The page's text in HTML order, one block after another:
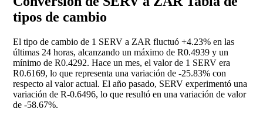
tipos de cambio
El tipo de cambio de 1 SERV a ZAR fluctuó +4.23% en las
últimas 24 horas, alcanzando un máximo de R0.4939 y un
mínimo de R0.4292. Hace un mes, el valor de 1 SERV era
R0.6169, lo que representa una variación de -25.83% con
respecto al valor actual. El año pasado, SERV experimentó una
variación de R-0.6496, lo que resultó en una variación de valor
de -58.67%.